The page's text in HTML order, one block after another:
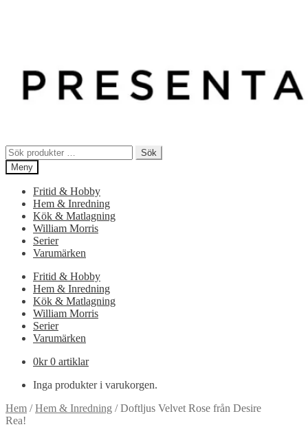
Sök
efter:
Sök
Meny
Fritid & Hobby
Hem & Inredning
Kök & Matlagning
William Morris
Serier
Varumärken
Fritid & Hobby
Hem & Inredning
Kök & Matlagning
William Morris
Serier
Varumärken
0kr 0 artiklar
Inga produkter i varukorgen.
Hem /Hem & Inredning /Doftljus Velvet Rose från Desire
Rea!